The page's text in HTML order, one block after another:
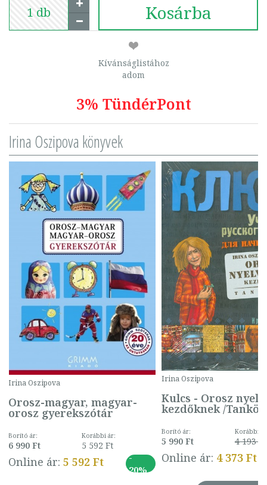
Kosárba
Kívánságlistához
adom
3% TündérPont
Irina Oszipova könyvek
Irina Oszipova
Orosz-magyar, magyar-
orosz gyerekszótár
Borító ár:
6 990 Ft
Korábbi ár:
5 592 Ft
Online ár: 5 592 Ft
-
20%
Irina Oszipova
Kulcs - Orosz
kezdőknek /
Borító ár:
5 990 Ft
Korábbi
4 193 Ft
Online ár: 4 373 Ft